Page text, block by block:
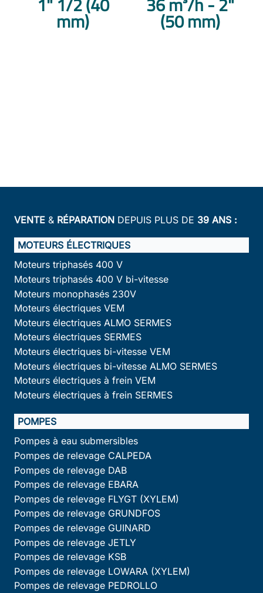
mm) (50 mm)
VENTE & RÉPARATION DEPUIS PLUS DE 39 ANS :
MOTEURS ÉLECTRIQUES
Moteurs triphasés 400 V
Moteurs triphasés 400 V bi-vitesse
Moteurs monophasés 230V
Moteurs électriques VEM
Moteurs électriques ALMO SERMES
Moteurs électriques SERMES
Moteurs électriques bi-vitesse VEM
Moteurs électriques bi-vitesse ALMO SERMES
Moteurs électriques à frein VEM
Moteurs électriques à frein SERMES
POMPES
Pompes à eau submersibles
Pompes de relevage CALPEDA
Pompes de relevage DAB
Pompes de relevage EBARA
Pompes de relevage FLYGT (XYLEM)
Pompes de relevage GRUNDFOS
Pompes de relevage GUINARD
Pompes de relevage JETLY
Pompes de relevage KSB
Pompes de relevage LOWARA (XYLEM)
Pompes de relevage PEDROLLO